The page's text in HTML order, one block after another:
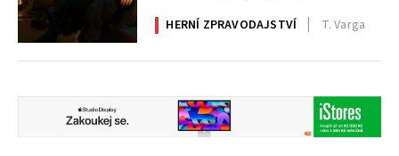
HERNÍ ZPRAVODAJSTVÍ T. Varga